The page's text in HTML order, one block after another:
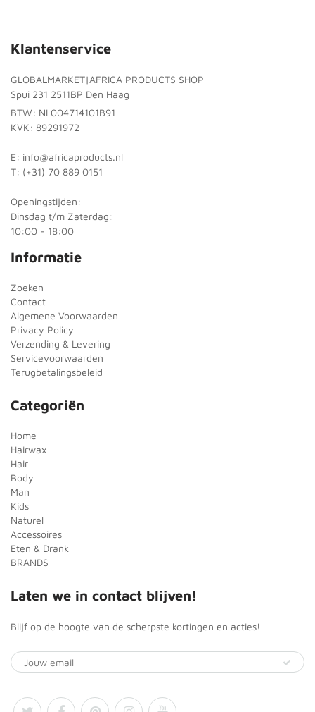
Klantenservice
GLOBALMARKET|AFRICA PRODUCTS SHOP
Spui 231 2511BP Den Haag
BTW: NL004714101B91
KVK: 89291972
E: info@africaproducts.nl
T: (+31) 70 889 0151
Openingstijden:
Dinsdag t/m Zaterdag:
10:00 - 18:00
Informatie
Zoeken
Contact
Algemene Voorwaarden
Privacy Policy
Verzending & Levering
Servicevoorwaarden
Terugbetalingsbeleid
Categoriën
Home
Hairwax
Hair
Body
Man
Kids
Naturel
Accessoires
Eten & Drank
BRANDS
Laten we in contact blijven!
Blijf op de hoogte van de scherpste kortingen en acties!